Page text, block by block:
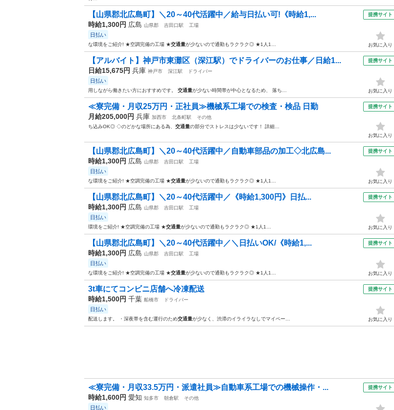
【山県郡北広島町】＼20～40代活躍中／給与日払い可!《時給1,...
時給1,300円 広島 山県郡 吉田口駅 工場
日払い
な環境をご紹介! ★空調完備の工場 ★交通量が少ないので通勤もラクラク◎ ★1人1…
提携サイト
お気に入り
【アルバイト】神戸市東灘区（深江駅）でドライバーのお仕事／日給1...
日給15,675円 兵庫 神戸市 深江駅 ドライバー
日払い
用しながら働きたい方におすすめです。 交通量が少ない時間帯が中心となるため、 落ち…
提携サイト
お気に入り
≪寮完備・月収25万円・正社員≫機械系工場での検査・検品 日勤
月給205,000円 兵庫 加西市 北条町駅
その他
ち込みOK◎ ◇のどかな場所にある為、 交通量の部分でストレスは少ないです！ 詳細…
提携サイト
お気に入り
【山県郡北広島町】＼20～40代活躍中／自動車部品の加工◇北広島...
時給1,300円 広島 山県郡 吉田口駅 工場
日払い
な環境をご紹介! ★空調完備の工場 ★交通量が少ないので通勤もラクラク◎ ★1人1…
提携サイト
お気に入り
【山県郡北広島町】＼20～40代活躍中／《時給1,300円》日払...
時給1,300円 広島 山県郡 吉田口駅 工場
日払い
環境をご紹介! ★空調完備の工場 ★交通量が少ないので通勤もラクラク◎ ★1人1…
提携サイト
お気に入り
【山県郡北広島町】＼20～40代活躍中／＼日払いOK/《時給1,...
時給1,300円 広島 山県郡 吉田口駅 工場
日払い
な環境をご紹介! ★空調完備の工場 ★交通量が少ないので通勤もラクラク◎ ★1人1…
提携サイト
お気に入り
3t車にてコンビニ店舗へ冷凍配送
時給1,500円 千葉 船橋市 ドライバー
日払い
配送します。 ・深夜帯を含む運行のため交通量が少なく、渋滞のイライラなしでマイペー…
提携サイト
お気に入り
≪寮完備・月収33.5万円・派遣社員≫自動車系工場での機械操作・...
時給1,600円 愛知 知多市 朝倉駅 その他
日払い
提携サイト